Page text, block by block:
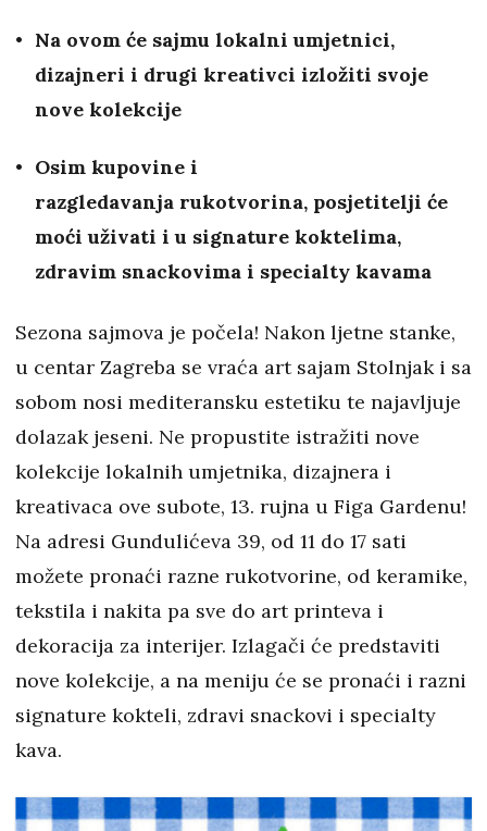
Na ovom će sajmu lokalni umjetnici,
dizajneri i drugi kreativci izložiti svoje
nove kolekcije
Osim kupovine i
razgledavanja rukotvorina, posjetitelji će
moći uživati i u signature koktelima,
zdravim snackovima i specialty kavama
Sezona sajmova je počela! Nakon ljetne stanke,
u centar Zagreba se vraća art sajam Stolnjak i sa
sobom nosi mediteransku estetiku te najavljuje
dolazak jeseni. Ne propustite istražiti nove
kolekcije lokalnih umjetnika, dizajnera i
kreativaca ove subote, 13. rujna u Figa Gardenu!
Na adresi Gundulićeva 39, od 11 do 17 sati
možete pronaći razne rukotvorine, od keramike,
tekstila i nakita pa sve do art printeva i
dekoracija za interijer. Izlagači će predstaviti
nove kolekcije, a na meniju će se pronaći i razni
signature kokteli, zdravi snackovi i specialty
kava.